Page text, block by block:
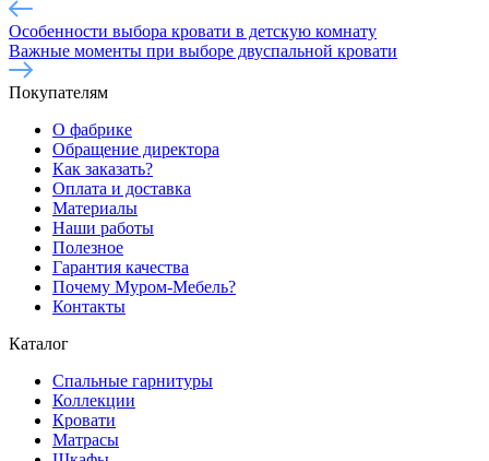
Особенности выбора кровати в детскую комнату
Важные моменты при выборе двуспальной кровати
Покупателям
О фабрике
Обращение директора
Как заказать?
Оплата и доставка
Материалы
Наши работы
Полезное
Гарантия качества
Почему Муром-Мебель?
Контакты
Каталог
Спальные гарнитуры
Коллекции
Кровати
Матрасы